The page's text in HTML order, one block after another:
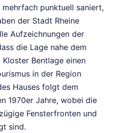
punktuell saniert,
der Stadt Rheine
Aufzeichnungen der
die Lage nahe dem
Bentlage einen
in der Region
Hauses folgt dem
1970er Jahre, wobei die
Fensterfronten und
sind.